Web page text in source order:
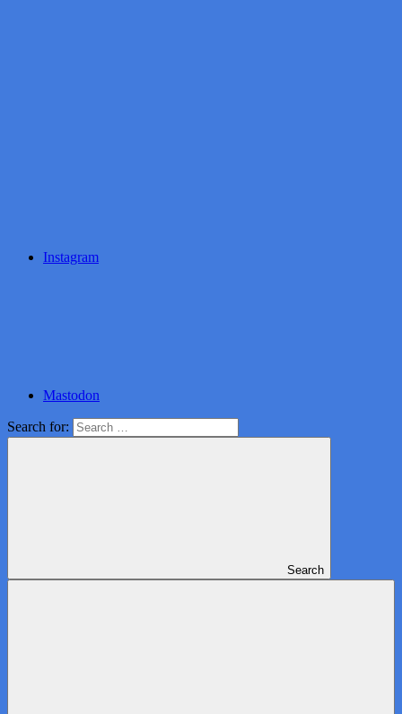
Instagram
Mastodon
Search for:
Search